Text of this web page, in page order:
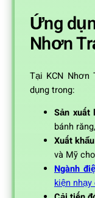
Ứng
Nhơn
Tại KCN Nhơn
dụng trong:
Sản xuất
bánh
Xuất
và Mỹ
Ngành
kiện